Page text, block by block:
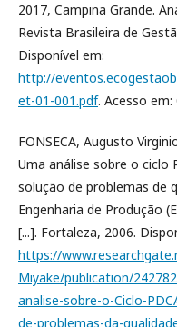
2017, Campina Grande.
Revista Brasileira de
Disponível em:
http://
et-01-001.pdf. Acesso em:
FONSECA, Augusto
Uma análise sobre o
solução de problemas de
Engenharia de Produção
[...]. Fortaleza, 2006.
https://
Miyake/publication/
analise-sobre-o-Ciclo-
de-problemas-da-